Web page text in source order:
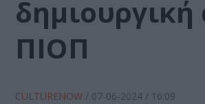
ΠΙΟΠ
CULTURENOW / 07-06-2024 / 16:09